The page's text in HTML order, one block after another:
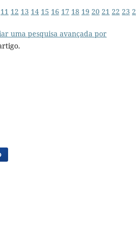
11 12 13 14 15 16 17 18 19 20 21 22 23
uma pesquisa avançada por